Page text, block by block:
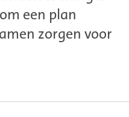
een plan
zorgen voor